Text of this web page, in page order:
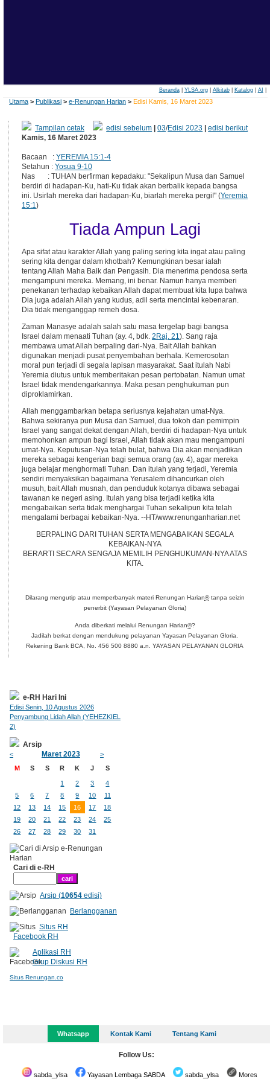
Beranda| YLSA.org| Alkitab| Katalog| AI
Utama > Publikasi > e-Renungan Harian > Edisi Kamis, 16 Maret 2023
Tampilan cetak edisi sebelum |03/Edisi 2023 |edisi berikut
Kamis, 16 Maret 2023
Bacaan : YEREMIA 15:1-4
Setahun : Yosua 9-10
Nas : TUHAN berfirman kepadaku: "Sekalipun Musa dan Samuel
berdiri di hadapan-Ku, hati-Ku tidak akan berbalik kepada bangsa
ini. Usirlah mereka dari hadapan-Ku, biarlah mereka pergi!" (Yeremia
15:1)
Tiada Ampun Lagi
Apa sifat atau karakter Allah yang paling sering kita ingat atau paling
sering kita dengar dalam khotbah? Kemungkinan besar ialah
tentang Allah Maha Baik dan Pengasih. Dia menerima pendosa serta
mengampuni mereka. Memang, ini benar. Namun hanya memberi
penekanan terhadap kebaikan Allah dapat membuat kita lupa bahwa
Dia juga adalah Allah yang kudus, adil serta mencintai kebenaran.
Dia tidak menganggap remeh dosa.
Zaman Manasye adalah salah satu masa tergelap bagi bangsa
Israel dalam menaati Tuhan (ay. 4, bdk. 2Raj. 21). Sang raja
membawa umat Allah berpaling dari-Nya. Bait Allah bahkan
digunakan menjadi pusat penyembahan berhala. Kemerosotan
moral pun terjadi di segala lapisan masyarakat. Saat itulah Nabi
Yeremia diutus untuk memberitakan pesan pertobatan. Namun umat
Israel tidak mendengarkannya. Maka pesan penghukuman pun
diproklamirkan.
Allah menggambarkan betapa seriusnya kejahatan umat-Nya.
Bahwa sekiranya pun Musa dan Samuel, dua tokoh dan pemimpin
Israel yang sangat dekat dengan Allah, berdiri di hadapan-Nya untuk
memohonkan ampun bagi Israel, Allah tidak akan mau mengampuni
umat-Nya. Keputusan-Nya telah bulat, bahwa Dia akan menjadikan
mereka sebagai kengerian bagi semua orang (ay. 4), agar mereka
juga belajar menghormati Tuhan. Dan itulah yang terjadi, Yeremia
sendiri menyaksikan bagaimana Yerusalem dihancurkan oleh
musuh, bait Allah musnah, dan penduduk kotanya dibawa sebagai
tawanan ke negeri asing. Itulah yang bisa terjadi ketika kita
mengabaikan serta tidak menghargai Tuhan sekalipun kita telah
mengalami berbagai kebaikan-Nya. --HT/www.renunganharian.net
BERPALING DARI TUHAN SERTA MENGABAIKAN SEGALA
KEBAIKAN-NYA
BERARTI SECARA SENGAJA MEMILIH PENGHUKUMAN-NYA ATAS
KITA.
Dilarang mengutip atau memperbanyak materi Renungan Harian®tanpa seizin
penerbit (Yayasan Pelayanan Gloria)
Anda diberkati melalui Renungan Harian®?
Jadilah berkat dengan mendukung pelayanan Yayasan Pelayanan Gloria.
Rekening Bank BCA, No. 456 500 8880 a.n. YAYASAN PELAYANAN GLORIA
e-RH Hari Ini
Edisi Senin, 10 Agustus 2026
Penyambung Lidah Allah (YEHEZKIEL
2)
Arsip
< Maret 2023
>
M
S S R K J S
1 2 3
4
5
6 7 8 9 10
11
12
13 14 15 16 17
18
19
20 21 22 23 24
25
26
27 28 29 30 31
Cari di e-RH
Arsip (10654edisi)
Berlangganan
Situs RH
Facebook RH
Aplikasi RH
Grup Diskusi RH
Situs Renungan.co
Whatsapp Kontak Kami Tentang Kami
Follow Us:
sabda_ylsa Yayasan Lembaga SABDA sabda_ylsa Mores